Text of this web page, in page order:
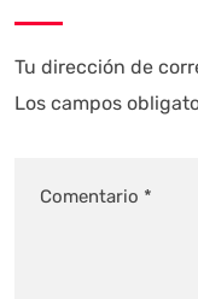
Tu dirección de
Los campos